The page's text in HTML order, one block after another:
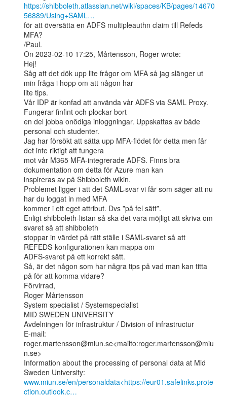
https://shibboleth.atlassian.net/wiki/spaces/KB/pages/14670
56889/Using+SAML…
för att översätta en ADFS multipleauthn claim till Refeds
MFA?
/Paul.
On 2023-02-10 17:25, Mårtensson, Roger wrote:
Hej!
Såg att det dök upp lite frågor om MFA så jag slänger ut
min fråga i hopp om att någon har
lite tips.
Vår IDP är konfad att använda vår ADFS via SAML Proxy.
Fungerar finfint och plockar bort
en del jobba onödiga inloggningar. Uppskattas av både
personal och studenter.
Jag har försökt att sätta upp MFA-flödet för detta men får
det inte riktigt att fungera
mot vår M365 MFA-integrerade ADFS. Finns bra
dokumentation om detta för Azure man kan
inspireras av på Shibboleth wikin.
Problemet ligger i att det SAML-svar vi får som säger att nu
har du loggat in med MFA
kommer i ett eget attribut. Dvs ”på fel sätt”.
Enligt shibboleth-listan så ska det vara möjligt att skriva om
svaret så att shibboleth
stoppar in värdet på rätt ställe i SAML-svaret så att
REFEDS-konfigurationen kan mappa om
ADFS-svaret på ett korrekt sätt.
Så, är det någon som har några tips på vad man kan titta
på för att komma vidare?
Förvirrad,
Roger Mårtensson
System specialist / Systemspecialist
MID SWEDEN UNIVERSITY
Avdelningen för infrastruktur / Division of infrastructur
E-mail:
roger.martensson@miun.se<mailto:roger.martensson@miu
n.se>
Information about the processing of personal data at Mid
www.miun.se/en/personaldata<https://eur01.safelinks.prote
ction.outlook.c…